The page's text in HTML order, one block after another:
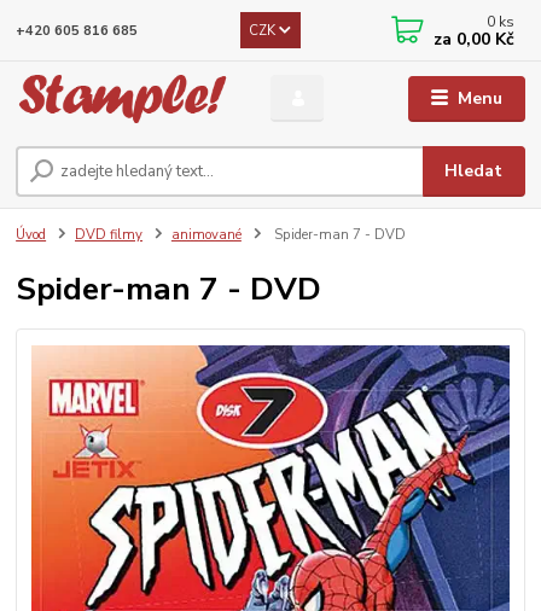
Menu
CZK
Hledat
+420 605 816 685 0 ks
za 0,00 Kč
Úvod DVD filmy animované Spider-man 7 - DVD
Spider-man 7 - DVD